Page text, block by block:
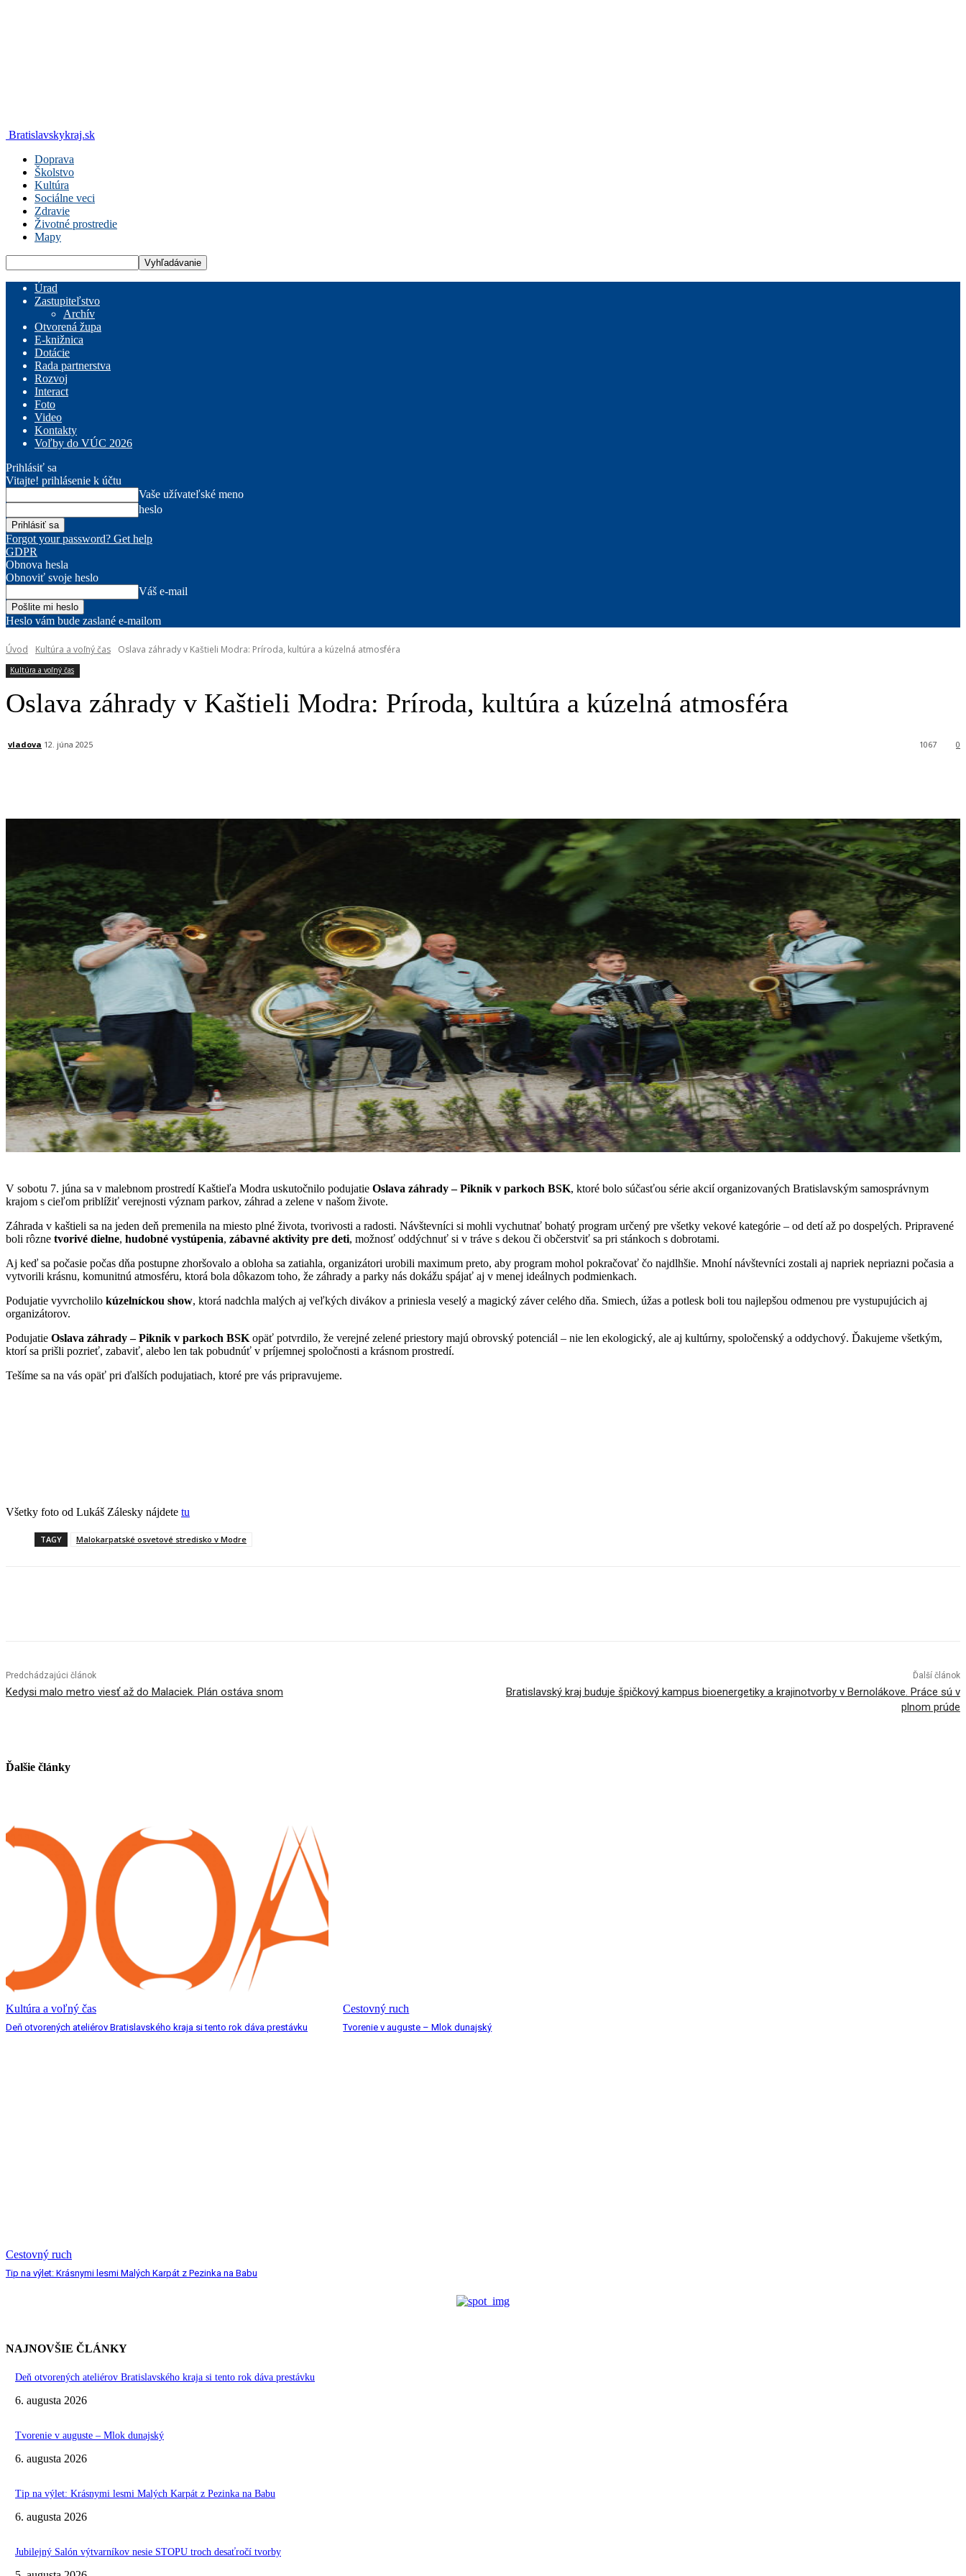
Bratislavskykraj.sk
Doprava
Školstvo
Kultúra
Sociálne veci
Zdravie
Životné prostredie
Mapy
Úrad
Zastupiteľstvo
Archív
Otvorená župa
E-knižnica
Dotácie
Rada partnerstva
Rozvoj
Interact
Foto
Video
Kontakty
Voľby do VÚC 2026
Prihlásiť sa
Vitajte! prihlásenie k účtu
Vaše užívateľské meno
heslo
Forgot your password? Get help
GDPR
Obnova hesla
Obnoviť svoje heslo
Váš e-mail
Heslo vám bude zaslané e-mailom
Úvod Kultúra a voľný čas Oslava záhrady v Kaštieli Modra: Príroda, kultúra a kúzelná atmosféra
Kultúra a voľný čas
Oslava záhrady v Kaštieli Modra: Príroda, kultúra a kúzelná atmosféra
vladova 12. júna 2025 0
1067
V sobotu 7. júna sa v malebnom prostredí Kaštieľa Modra uskutočnilo podujatie Oslava záhrady – Piknik v parkoch BSK, ktoré bolo súčasťou série akcií organizovaných Bratislavským samosprávnym
krajom s cieľom priblížiť verejnosti význam parkov, záhrad a zelene v našom živote.
Záhrada v kaštieli sa na jeden deň premenila na miesto plné života, tvorivosti a radosti. Návštevníci si mohli vychutnať bohatý program určený pre všetky vekové kategórie – od detí až po dospelých. Pripravené
boli rôzne tvorivé dielne, hudobné vystúpenia, zábavné aktivity pre deti, možnosť oddýchnuť si v tráve s dekou či občerstviť sa pri stánkoch s dobrotami.
Aj keď sa počasie počas dňa postupne zhoršovalo a obloha sa zatiahla, organizátori urobili maximum preto, aby program mohol pokračovať čo najdlhšie. Mnohí návštevníci zostali aj napriek nepriazni počasia a
vytvorili krásnu, komunitnú atmosféru, ktorá bola dôkazom toho, že záhrady a parky nás dokážu spájať aj v menej ideálnych podmienkach.
Podujatie vyvrcholilo kúzelníckou show, ktorá nadchla malých aj veľkých divákov a priniesla veselý a magický záver celého dňa. Smiech, úžas a potlesk boli tou najlepšou odmenou pre vystupujúcich aj
organizátorov.
Podujatie Oslava záhrady – Piknik v parkoch BSK opäť potvrdilo, že verejné zelené priestory majú obrovský potenciál – nie len ekologický, ale aj kultúrny, spoločenský a oddychový. Ďakujeme všetkým,
ktorí sa prišli pozrieť, zabaviť, alebo len tak pobudnúť v príjemnej spoločnosti a krásnom prostredí.
Tešíme sa na vás opäť pri ďalších podujatiach, ktoré pre vás pripravujeme.
Všetky foto od Lukáš Zálesky nájdete tu
TAGY Malokarpatské osvetové stredisko v Modre
Predchádzajúci článok
Kedysi malo metro viesť až do Malaciek. Plán ostáva snom
Ďalší článok
Bratislavský kraj buduje špičkový kampus bioenergetiky a krajinotvorby v Bernolákove. Práce sú v
plnom prúde
Ďalšie články
Kultúra a voľný čas
Deň otvorených ateliérov Bratislavského kraja si tento rok dáva prestávku
Cestovný ruch
Tvorenie v auguste – Mlok dunajský
Cestovný ruch
Tip na výlet: Krásnymi lesmi Malých Karpát z Pezinka na Babu
NAJNOVŠIE ČLÁNKY
Deň otvorených ateliérov Bratislavského kraja si tento rok dáva prestávku
6. augusta 2026
Tvorenie v auguste – Mlok dunajský
6. augusta 2026
Tip na výlet: Krásnymi lesmi Malých Karpát z Pezinka na Babu
6. augusta 2026
Jubilejný Salón výtvarníkov nesie STOPU troch desaťročí tvorby